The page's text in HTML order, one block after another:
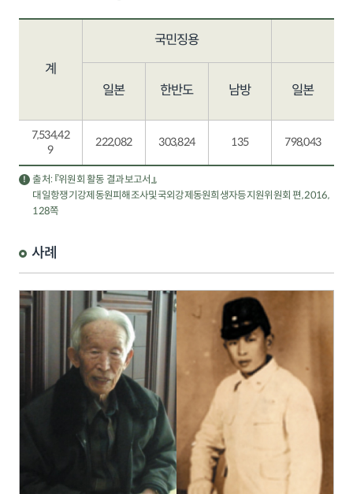
계
국민징용
일본 한반도 남방 일본
7,534,42
9
222,082 303,824 135 798,043
출처: 『위원회 활동 결과보고서』,
대일항쟁기강제동원피해조사및국외강제동원희생자등지원위원회 편, 2016,
128쪽
사례